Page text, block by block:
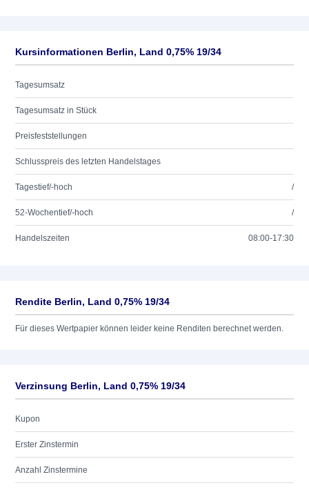
Kursinformationen Berlin, Land 0,75% 19/34
Tagesumsatz
Tagesumsatz in Stück
Preisfeststellungen
Schlusspreis des letzten Handelstages
Tagestief/-hoch /
52-Wochentief/-hoch /
Handelszeiten 08:00-17:30
Rendite Berlin, Land 0,75% 19/34
Für dieses Wertpapier können leider keine Renditen berechnet werden.
Verzinsung Berlin, Land 0,75% 19/34
Kupon
Erster Zinstermin
Anzahl Zinstermine